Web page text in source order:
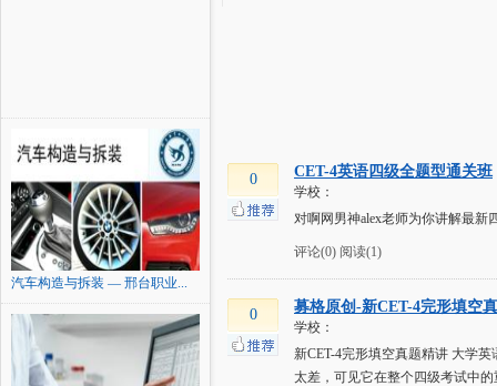
汽车构造与拆装 — 邢台职业...
0 CET-4英语四级全题型通关班
学校：
对啊网男神alex老师为你讲解最
评论(0) 阅读(1)
0 募格原创-新CET-4完形填空
学校：
新CET-4完形填空真题精讲 大学
太差，可见它在整个四级考试中